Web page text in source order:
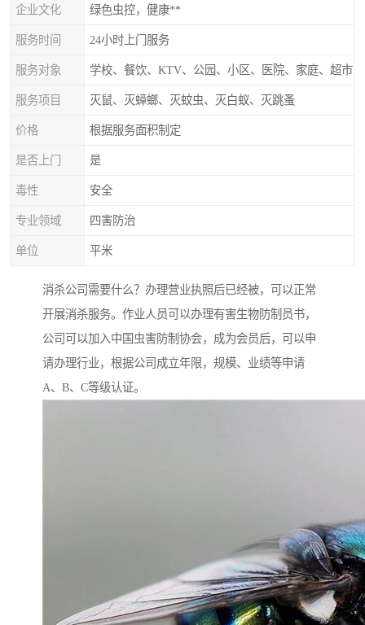
企业文化 绿色虫控，健康**
服务时间 24小时上门服务
服务对象 学校、餐饮、KTV、公园、小区、医院、家庭、超市
服务项目 灭鼠、灭蟑螂、灭蚊虫、灭白蚁、灭跳蚤
价格 根据服务面积制定
是否上门 是
毒性 安全
专业领域 四害防治
单位 平米
消杀公司需要什么？办理营业执照后已经被，可以正常
开展消杀服务。作业人员可以办理有害生物防制员书，
公司可以加入中国虫害防制协会，成为会员后，可以申
请办理行业，根据公司成立年限，规模、业绩等申请
A、B、C等级认证。